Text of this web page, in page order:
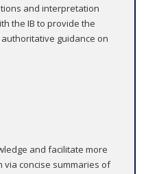
and interpretation
the IB to provide the
guidance on
and facilitate more
concise summaries of